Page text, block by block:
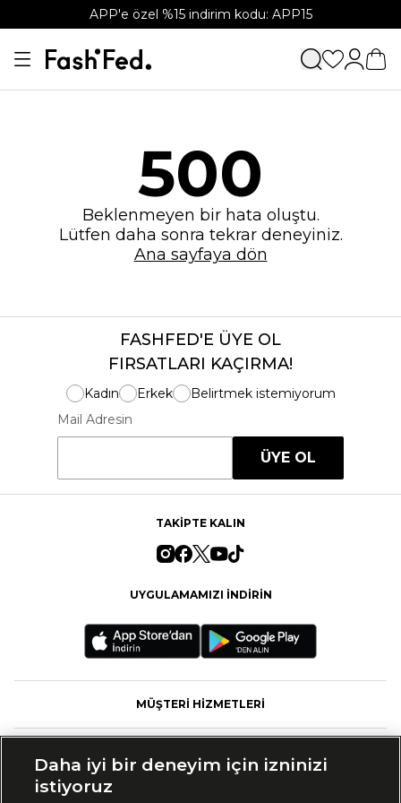
APP'e özel %15 indirim kodu: APP15
500
Beklenmeyen bir hata oluştu.
Lütfen daha sonra tekrar deneyiniz.
Ana sayfaya dön
FASHFED'E ÜYE OL
FIRSATLARI KAÇIRMA!
Kadın Erkek
Belirtmek istemiyorum
Mail Adresin
ÜYE OL
TAKİPTE KALIN
UYGULAMAMIZI İNDİRİN
MÜŞTERİ HİZMETLERİ
Daha iyi bir deneyim için izninizi
istiyoruz